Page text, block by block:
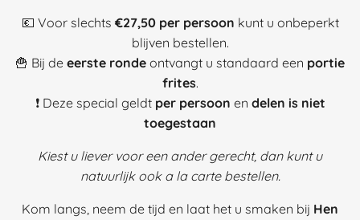
💶 Voor slechts €27,50 per persoon kunt u onbeperkt
blijven bestellen.
🍟 Bij de eerste ronde ontvangt u standaard een portie
frites.
❗ Deze special geldt per persoon en delen is niet
toegestaan
Kiest u liever voor een ander gerecht, dan kunt u
natuurlijk ook a la carte bestellen.
Kom langs, neem de tijd en laat het u smaken bij Hen